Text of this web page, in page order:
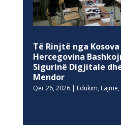
Të Rinjtë nga
Hercegovina
Sigurinë Digjitale
Mendor
Qer 26, 2026| Edukim, Lajme,